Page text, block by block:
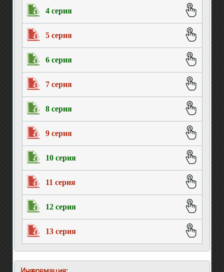
4 серия
5 серия
6 серия
7 серия
8 серия
9 серия
10 серия
11 серия
12 серия
13 серия